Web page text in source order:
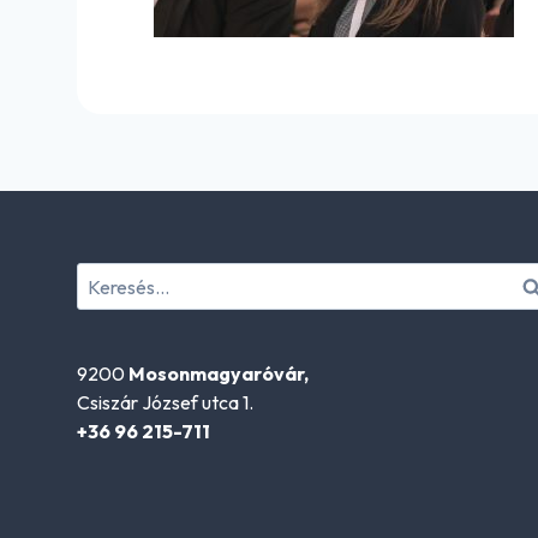
Keresés:
9200 Mosonmagyaróvár,
Csiszár József utca 1.
+36 96 215-711